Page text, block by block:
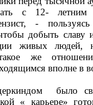
с 12- летним
-
добыть славу
живых людей,
такое же
вполне в
было
« карьере»